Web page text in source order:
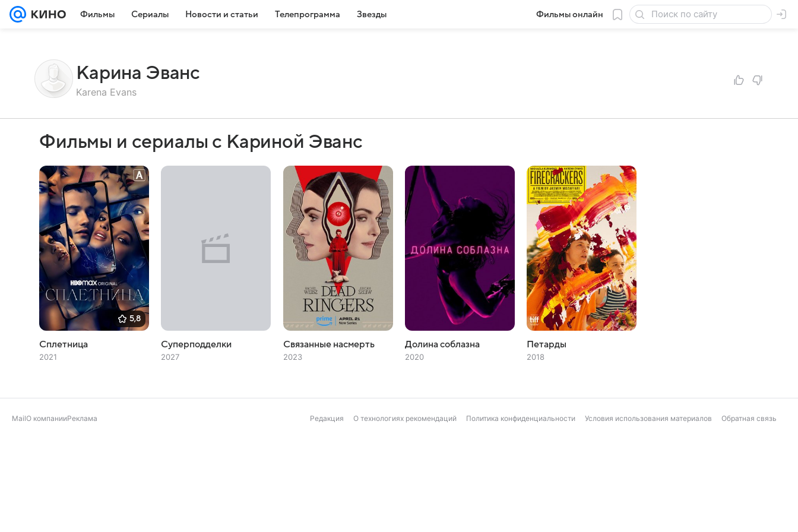
Фильмы Сериалы Новости и статьи Телепрограмма Звезды Фильмы онлайн
Карина Эванс
Karena Evans
Фильмы и сериалы с Кариной Эванс
5,8
Сплетница
2021
Суперподделки
2027
Связанные насмерть
2023
Долина соблазна
2020
Петарды
2018
MailО компанииРеклама Редакция О технологиях рекомендаций Политика конфиденциальности Условия использования материалов Обратная связь